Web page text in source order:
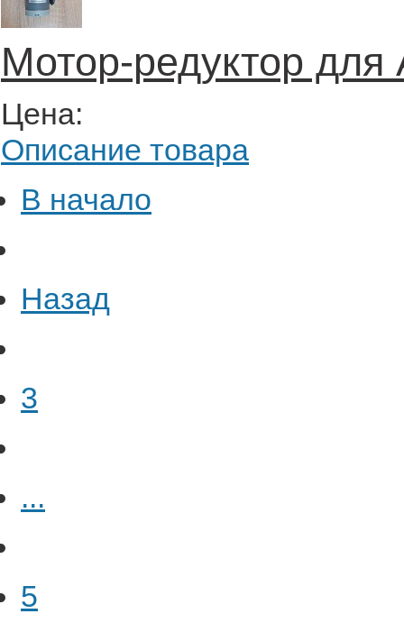
Мотор-редуктор для
Цена:
Описание товара
В начало
Назад
3
...
5